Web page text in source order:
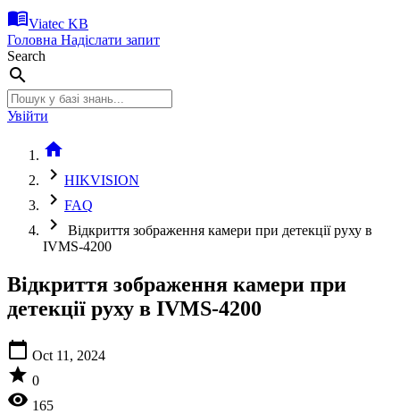
menu_bookViatec KB
Головна Надіслати запит
Search
search
Увійти
home
chevron_right HIKVISION
chevron_right FAQ
chevron_right
Відкриття зображення камери при детекції руху в
IVMS-4200
Відкриття зображення камери при
детекції руху в IVMS-4200
calendar_today Oct 11, 2024
star 0
visibility 165